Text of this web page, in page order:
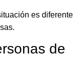
es diferente
de